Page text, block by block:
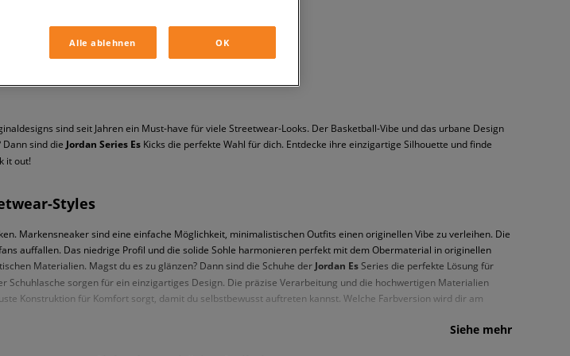
sind seit Jahren ein Must-have für viele Streetwear-Looks. Der Basketball-Vibe und das urbane Design
sind die Jordan Series Es Kicks die perfekte Wahl für dich. Entdecke ihre einzigartige Silhouette und finde
it out!
Styles
Markensneaker sind eine einfache Möglichkeit, minimalistischen Outfits einen originellen Vibe zu verleihen. Die
auffallen. Das niedrige Profil und die solide Sohle harmonieren perfekt mit dem Obermaterial in originellen
Materialien. Magst du es zu glänzen? Dann sind die Schuhe der Jordan Es Series die perfekte Lösung für
Schuhlasche sorgen für ein einzigartiges Design. Die präzise Verarbeitung und die hochwertigen Materialien
Konstruktion für Komfort sorgt, damit du selbstbewusst auftreten kannst. Welche Farbversion wird dir am
Siehe mehr
Alle ablehnen OK